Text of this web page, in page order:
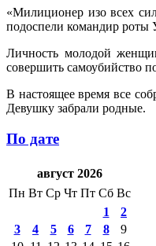
«Милиционер изо всех
подоспели командир роты
Личность молодой
совершить самоубийство
В настоящее время все
Девушку забрали родные.
По дате
август 2026
Пн Вт Ср Чт Пт Сб Вс
1
2
3
4 5 6 7 8
9